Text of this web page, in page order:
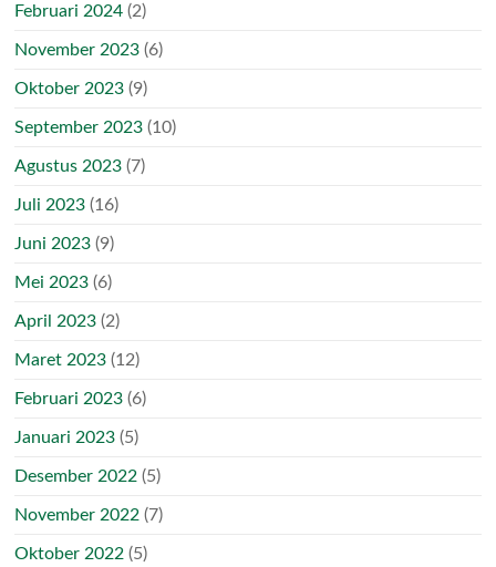
Februari 2024 (2)
November 2023 (6)
Oktober 2023 (9)
September 2023 (10)
Agustus 2023 (7)
Juli 2023 (16)
Juni 2023 (9)
Mei 2023 (6)
April 2023 (2)
Maret 2023 (12)
Februari 2023 (6)
Januari 2023 (5)
Desember 2022 (5)
November 2022 (7)
Oktober 2022 (5)